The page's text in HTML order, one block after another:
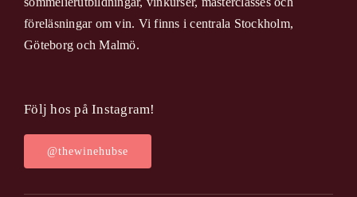
föreläsningar om vin. Vi finns i centrala Stockholm,
Göteborg och Malmö.
Följ hos på Instagram!
@thewinehubse